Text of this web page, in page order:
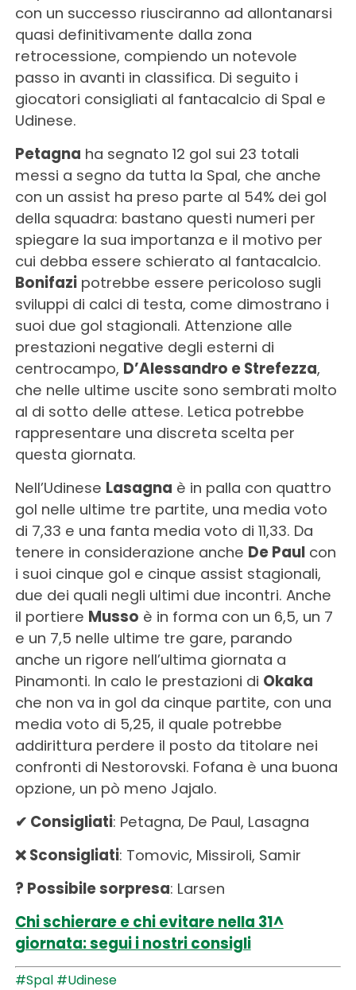
con un successo riusciranno ad allontanarsi
quasi definitivamente dalla zona
retrocessione, compiendo un notevole
passo in avanti in classifica. Di seguito i
giocatori consigliati al fantacalcio di Spal e
Udinese.
Petagna ha segnato 12 gol sui 23 totali
messi a segno da tutta la Spal, che anche
con un assist ha preso parte al 54% dei gol
della squadra: bastano questi numeri per
spiegare la sua importanza e il motivo per
cui debba essere schierato al fantacalcio.
Bonifazipotrebbe essere pericoloso sugli
sviluppi di calci di testa, come dimostrano i
suoi due gol stagionali. Attenzione alle
prestazioni negative degli esterni di
centrocampo, D’Alessandro e Strefezza,
che nelle ultime uscite sono sembrati molto
al di sotto delle attese. Letica potrebbe
rappresentare una discreta scelta per
questa giornata.
Nell’Udinese Lasagna è in palla con quattro
gol nelle ultime tre partite, una media voto
di 7,33 e una fanta media voto di 11,33. Da
tenere in considerazione anche De Paulcon
i suoi cinque gol e cinque assist stagionali,
due dei quali negli ultimi due incontri. Anche
il portiere Musso è in forma con un 6,5, un 7
e un 7,5 nelle ultime tre gare, parando
anche un rigore nell’ultima giornata a
Pinamonti. In calo le prestazioni di Okaka
che non va in gol da cinque partite, con una
media voto di 5,25, il quale potrebbe
addirittura perdere il posto da titolare nei
confronti di Nestorovski. Fofana è una buona
opzione, un pò meno Jajalo.
✔ Consigliati: Petagna, De Paul, Lasagna
❌ Sconsigliati: Tomovic, Missiroli, Samir
? Possibile sorpresa: Larsen
Chi schierare e chi evitare nella 31^
giornata: segui i nostri consigli
#Spal #Udinese